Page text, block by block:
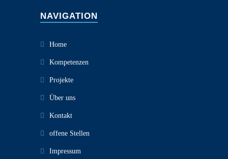
NAVIGATION
Home
Kompetenzen
Projekte
Über uns
Kontakt
offene Stellen
Impressum